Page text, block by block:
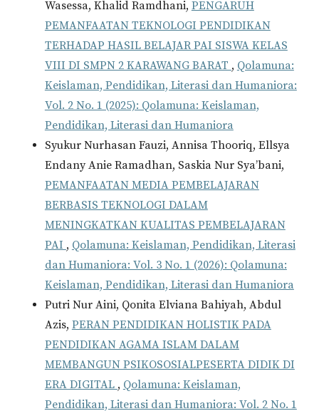
Wasessa, Khalid Ramdhani, PENGARUH
PEMANFAATAN TEKNOLOGI PENDIDIKAN
TERHADAP HASIL BELAJAR PAI SISWA KELAS
VIII DI SMPN 2 KARAWANG BARAT , Qolamuna:
Keislaman, Pendidikan, Literasi dan Humaniora:
Vol. 2 No. 1 (2025): Qolamuna: Keislaman,
Pendidikan, Literasi dan Humaniora
Syukur Nurhasan Fauzi, Annisa Thooriq, Ellsya
Endany Anie Ramadhan, Saskia Nur Sya’bani,
PEMANFAATAN MEDIA PEMBELAJARAN
BERBASIS TEKNOLOGI DALAM
MENINGKATKAN KUALITAS PEMBELAJARAN
PAI , Qolamuna: Keislaman, Pendidikan, Literasi
dan Humaniora: Vol. 3 No. 1 (2026): Qolamuna:
Keislaman, Pendidikan, Literasi dan Humaniora
Putri Nur Aini, Qonita Elviana Bahiyah, Abdul
Azis, PERAN PENDIDIKAN HOLISTIK PADA
PENDIDIKAN AGAMA ISLAM DALAM
MEMBANGUN PSIKOSOSIALPESERTA DIDIK DI
ERA DIGITAL , Qolamuna: Keislaman,
Pendidikan, Literasi dan Humaniora: Vol. 2 No. 1